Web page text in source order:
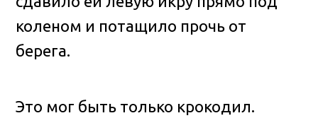
коленом и потащило прочь от
берега.
Это мог быть только крокодил.